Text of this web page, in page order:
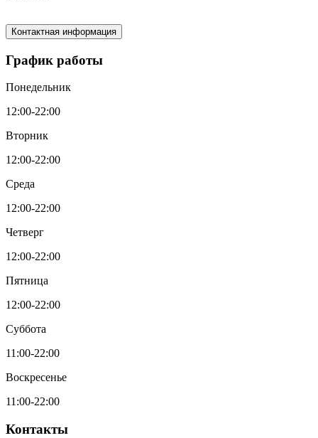
Контактная информация
График работы
Понедельник
12:00-22:00
Вторник
12:00-22:00
Среда
12:00-22:00
Четверг
12:00-22:00
Пятница
12:00-22:00
Суббота
11:00-22:00
Воскресенье
11:00-22:00
Контакты